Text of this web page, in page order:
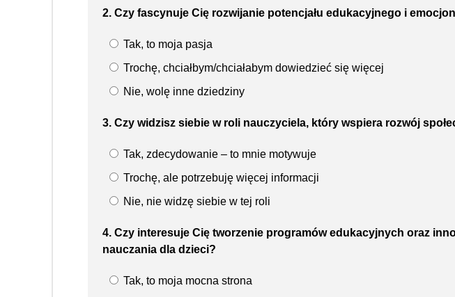
2. Czy fascynuje Cię rozwijanie potencjału edukacyjnego i
Tak, to moja pasja
Trochę, chciałbym/chciałabym dowiedzieć się więcej
Nie, wolę inne dziedziny
3. Czy widzisz siebie w roli nauczyciela, który wspiera rozwój
Tak, zdecydowanie – to mnie motywuje
Trochę, ale potrzebuję więcej informacji
Nie, nie widzę siebie w tej roli
4. Czy interesuje Cię tworzenie programów edukacyjnych oraz
nauczania dla dzieci?
Tak, to moja mocna strona